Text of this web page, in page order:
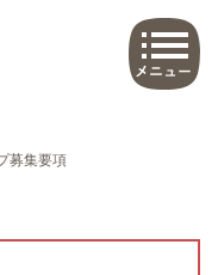
募集要項